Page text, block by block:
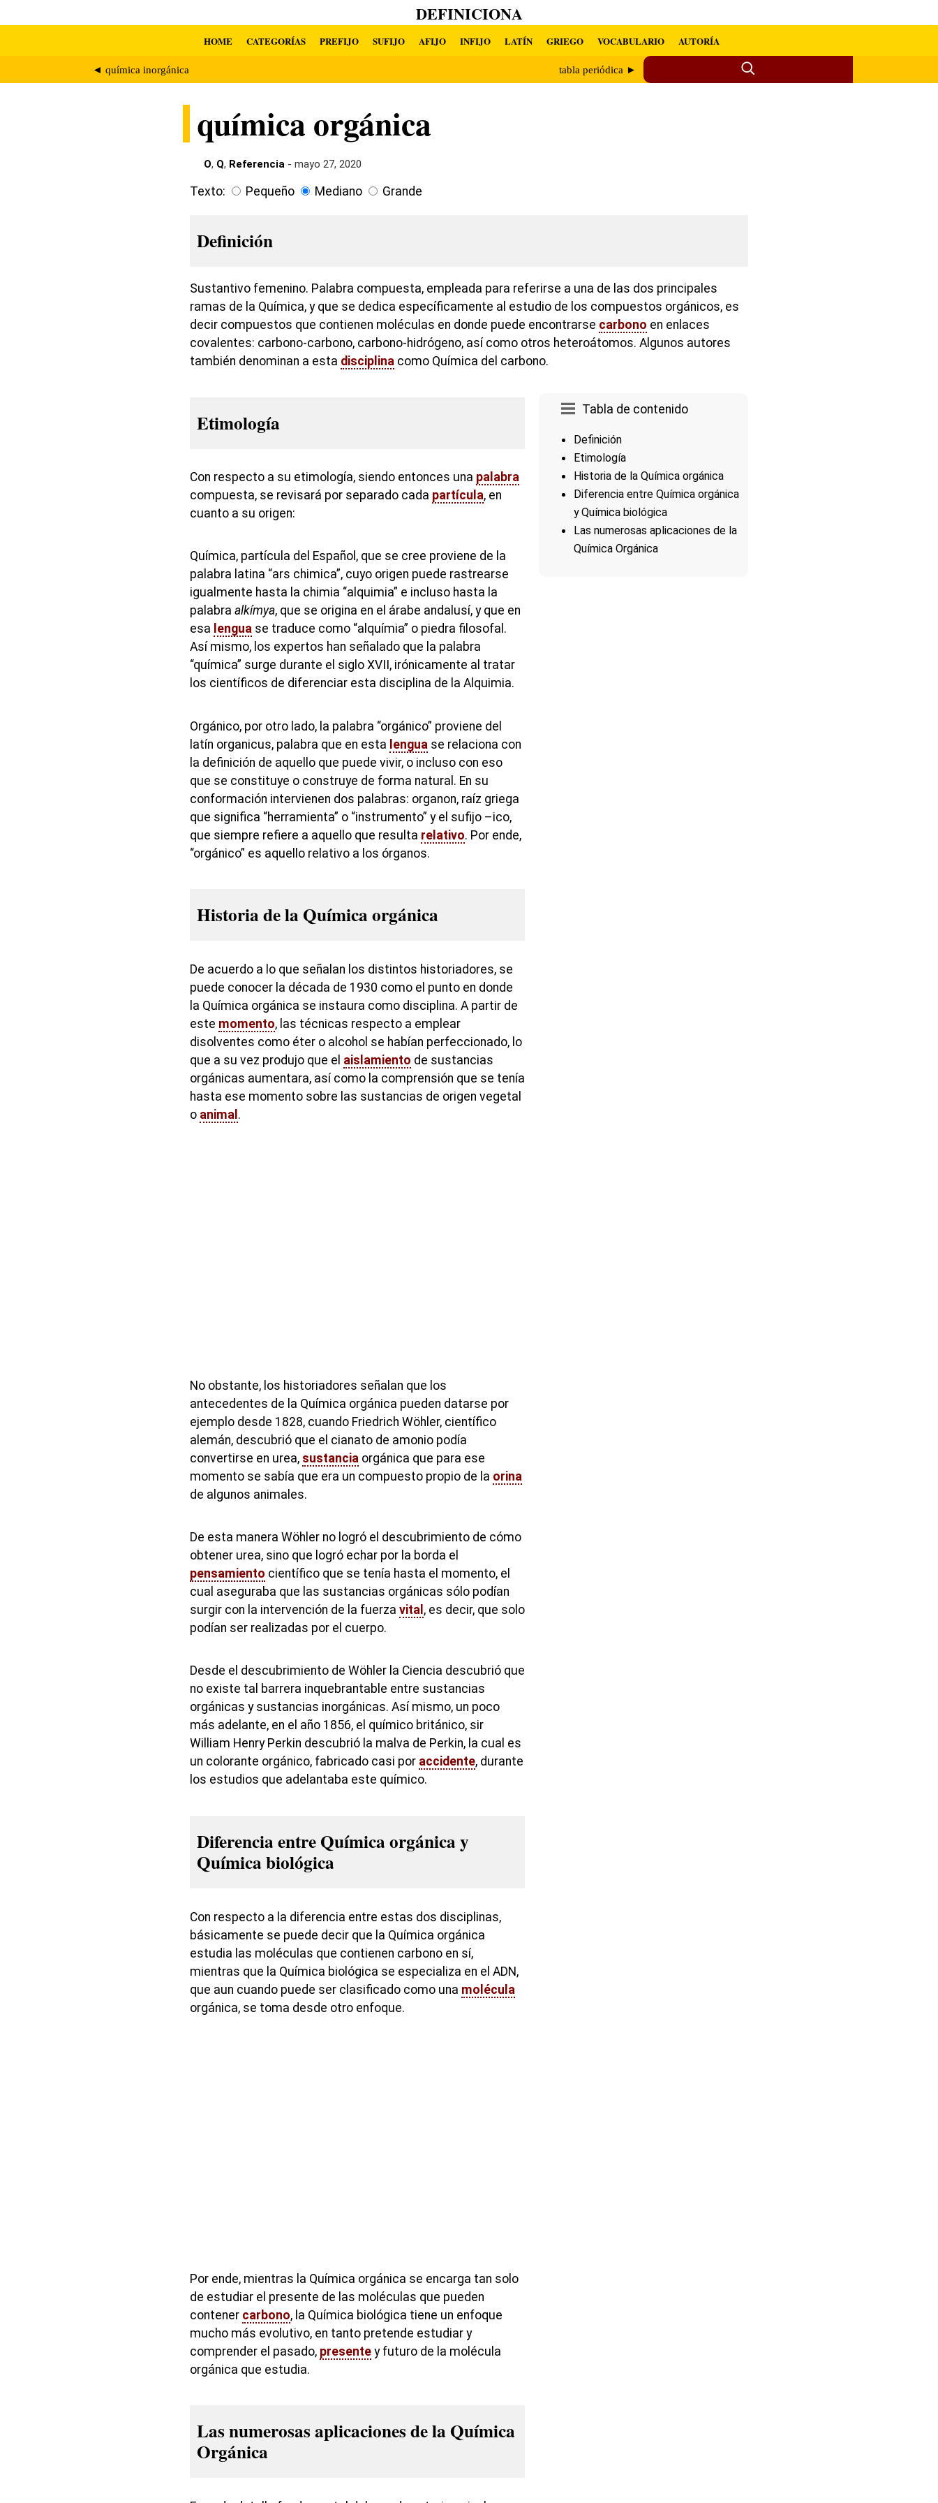
DEFINICIONA
HOME CATEGORÍAS PREFIJO SUFIJO AFIJO INFIJO LATÍN GRIEGO VOCABULARIO AUTORÍA
◄ química inorgánica tabla periódica ►
química orgánica
O, Q, Referencia - mayo 27, 2020
Texto: Pequeño Mediano Grande
Definición
Sustantivo femenino. Palabra compuesta, empleada para referirse a una de las dos principales
ramas de la Química, y que se dedica específicamente al estudio de los compuestos orgánicos, es
decir compuestos que contienen moléculas en donde puede encontrarse carbono en enlaces
covalentes: carbono-carbono, carbono-hidrógeno, así como otros heteroátomos. Algunos autores
también denominan a esta disciplina como Química del carbono.
Tabla de contenido
Definición
Etimología
Historia de la Química orgánica
Diferencia entre Química orgánica
y Química biológica
Las numerosas aplicaciones de la
Química Orgánica
Etimología
Con respecto a su etimología, siendo entonces una palabra
compuesta, se revisará por separado cada partícula, en
cuanto a su origen:
Química, partícula del Español, que se cree proviene de la
palabra latina “ars chimica”, cuyo origen puede rastrearse
igualmente hasta la chimia “alquimia” e incluso hasta la
palabra alkímya, que se origina en el árabe andalusí, y que en
esa lengua se traduce como “alquímia” o piedra filosofal.
Así mismo, los expertos han señalado que la palabra
“química” surge durante el siglo XVII, irónicamente al tratar
los científicos de diferenciar esta disciplina de la Alquimia.
Orgánico, por otro lado, la palabra “orgánico” proviene del
latín organicus, palabra que en esta lengua se relaciona con
la definición de aquello que puede vivir, o incluso con eso
que se constituye o construye de forma natural. En su
conformación intervienen dos palabras: organon, raíz griega
que significa “herramienta” o “instrumento” y el sufijo –ico,
que siempre refiere a aquello que resulta relativo. Por ende,
“orgánico” es aquello relativo a los órganos.
Historia de la Química orgánica
De acuerdo a lo que señalan los distintos historiadores, se
puede conocer la década de 1930 como el punto en donde
la Química orgánica se instaura como disciplina. A partir de
este momento, las técnicas respecto a emplear
disolventes como éter o alcohol se habían perfeccionado, lo
que a su vez produjo que el aislamiento de sustancias
orgánicas aumentara, así como la comprensión que se tenía
hasta ese momento sobre las sustancias de origen vegetal
o animal .
No obstante, los historiadores señalan que los
antecedentes de la Química orgánica pueden datarse por
ejemplo desde 1828, cuando Friedrich Wöhler, científico
alemán, descubrió que el cianato de amonio podía
convertirse en urea, sustancia orgánica que para ese
momento se sabía que era un compuesto propio de la orina
de algunos animales.
De esta manera Wöhler no logró el descubrimiento de cómo
obtener urea, sino que logró echar por la borda el
pensamiento científico que se tenía hasta el momento, el
cual aseguraba que las sustancias orgánicas sólo podían
surgir con la intervención de la fuerza vital , es decir, que solo
podían ser realizadas por el cuerpo.
Desde el descubrimiento de Wöhler la Ciencia descubrió que
no existe tal barrera inquebrantable entre sustancias
orgánicas y sustancias inorgánicas. Así mismo, un poco
más adelante, en el año 1856, el químico británico, sir
William Henry Perkin descubrió la malva de Perkin, la cual es
un colorante orgánico, fabricado casi por accidente, durante
los estudios que adelantaba este químico.
Diferencia entre Química orgánica y
Química biológica
Con respecto a la diferencia entre estas dos disciplinas,
básicamente se puede decir que la Química orgánica
estudia las moléculas que contienen carbono en sí,
mientras que la Química biológica se especializa en el ADN,
que aun cuando puede ser clasificado como una molécula
orgánica, se toma desde otro enfoque.
Por ende, mientras la Química orgánica se encarga tan solo
de estudiar el presente de las moléculas que pueden
contener carbono, la Química biológica tiene un enfoque
mucho más evolutivo, en tanto pretende estudiar y
comprender el pasado, presente y futuro de la molécula
orgánica que estudia.
Las numerosas aplicaciones de la Química
Orgánica